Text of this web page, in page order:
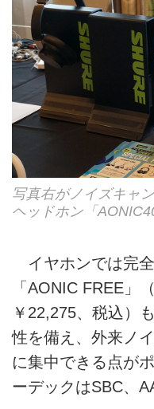
写真右がノイズキャ
ヘッドホン「
イヤホンでは完
「AONIC FREE」
￥22,275、税込）
性を備え、外来ノ
に集中できる点が
ーデックはSBC、